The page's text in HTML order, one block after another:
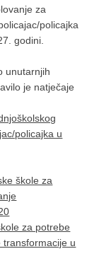
za
policajka
godini.
unutarnjih
je natječaje
policajka u
škole za
za potrebe
transformacije u